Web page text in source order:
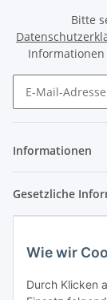
Wie wir
Durch Klicken
Bitte
Informationen
Gesetzliche